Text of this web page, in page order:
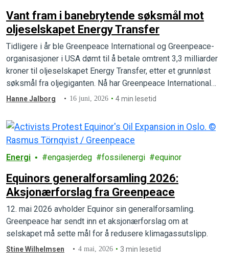
Vant fram i banebrytende søksmål mot
oljeselskapet Energy Transfer
Tidligere i år ble Greenpeace International og Greenpeace-
organisasjoner i USA dømt til å betale omtrent 3,3 milliarder
kroner til oljeselskapet Energy Transfer, etter et grunnløst
søksmål fra oljegiganten. Nå har Greenpeace International
vunnet fram i et banebrytende motsøksmål.
Hanne Jalborg 16 juni, 2026 4 min lesetid
Energi engasjerdeg fossilenergi equinor
Equinors generalforsamling 2026:
Aksjonærforslag fra Greenpeace
12. mai 2026 avholder Equinor sin generalforsamling.
Greenpeace har sendt inn et aksjonærforslag om at
selskapet må sette mål for å redusere klimagassutslipp.
Stine Wilhelmsen 4 mai, 2026 3 min lesetid